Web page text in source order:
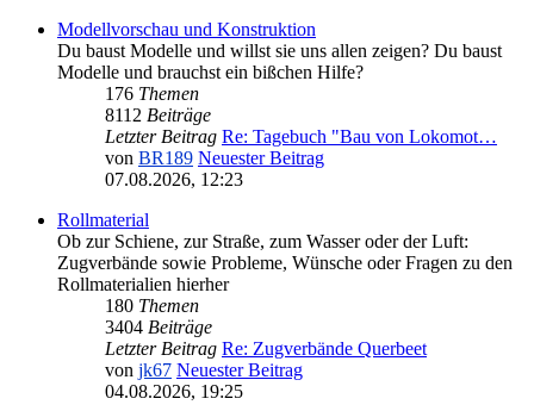
Modellvorschau und Konstruktion
Du baust Modelle und willst sie uns allen zeigen? Du baust
Modelle und brauchst ein bißchen Hilfe?
176 Themen
8112 Beiträge
Letzter Beitrag Re: Tagebuch "Bau von Lokomot…
von BR189 Neuester Beitrag
07.08.2026, 12:23
Rollmaterial
Ob zur Schiene, zur Straße, zum Wasser oder der Luft:
Zugverbände sowie Probleme, Wünsche oder Fragen zu den
Rollmaterialien hierher
180 Themen
3404 Beiträge
Letzter Beitrag Re: Zugverbände Querbeet
von jk67 Neuester Beitrag
04.08.2026, 19:25